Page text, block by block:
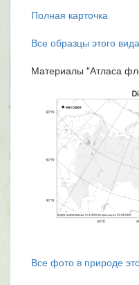
Полная карточка
Все образцы этого вида
Материалы "Атласа
Все фото в природе